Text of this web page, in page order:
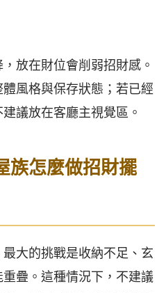
放在財位會削弱招財感。
風格與保存狀態；若已經
議放在客廳主視覺區。
族怎麼做招財擺
大的挑戰是收納不足、玄
疊。這種情況下，不建議